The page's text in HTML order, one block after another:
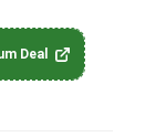
Deal